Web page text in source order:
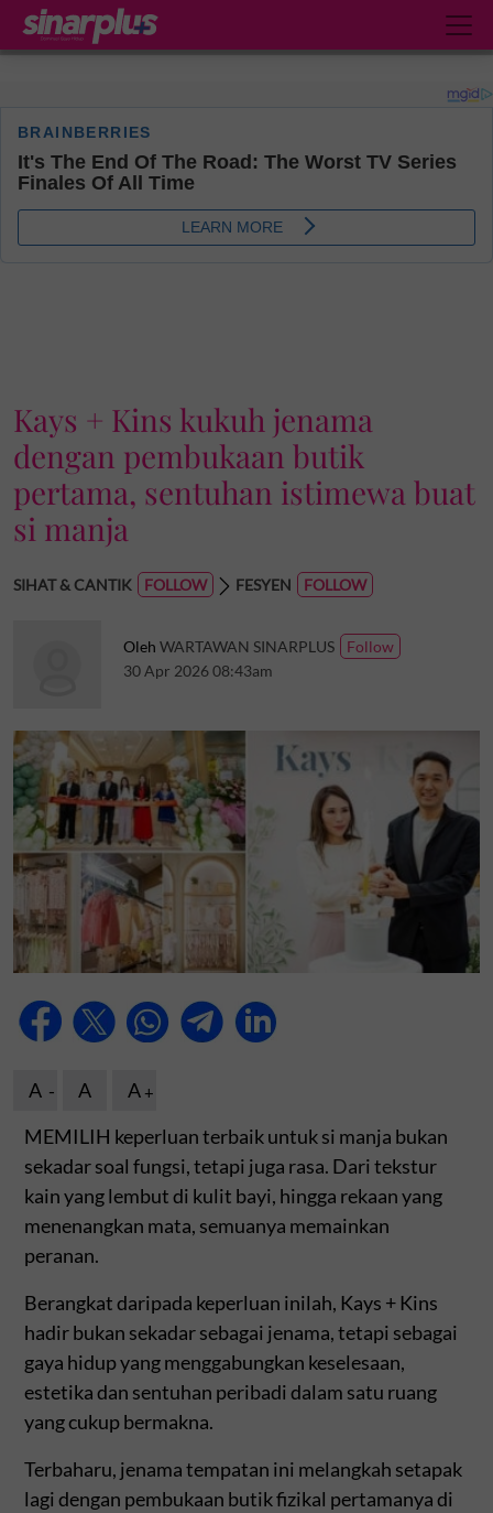
Kays + Kins kukuh jenama
dengan pembukaan butik
pertama, sentuhan istimewa buat
si manja
SIHAT & CANTIK FESYEN
Oleh WARTAWAN SINARPLUS
30 Apr 2026 08:43am
A A
A
MEMILIH keperluan terbaik untuk si manja bukan
sekadar soal fungsi, tetapi juga rasa. Dari tekstur
kain yang lembut di kulit bayi, hingga rekaan yang
menenangkan mata, semuanya memainkan
peranan.
Berangkat daripada keperluan inilah, Kays + Kins
hadir bukan sekadar sebagai jenama, tetapi sebagai
gaya hidup yang menggabungkan keselesaan,
estetika dan sentuhan peribadi dalam satu ruang
yang cukup bermakna.
Terbaharu, jenama tempatan ini melangkah setapak
lagi dengan pembukaan butik fizikal pertamanya di